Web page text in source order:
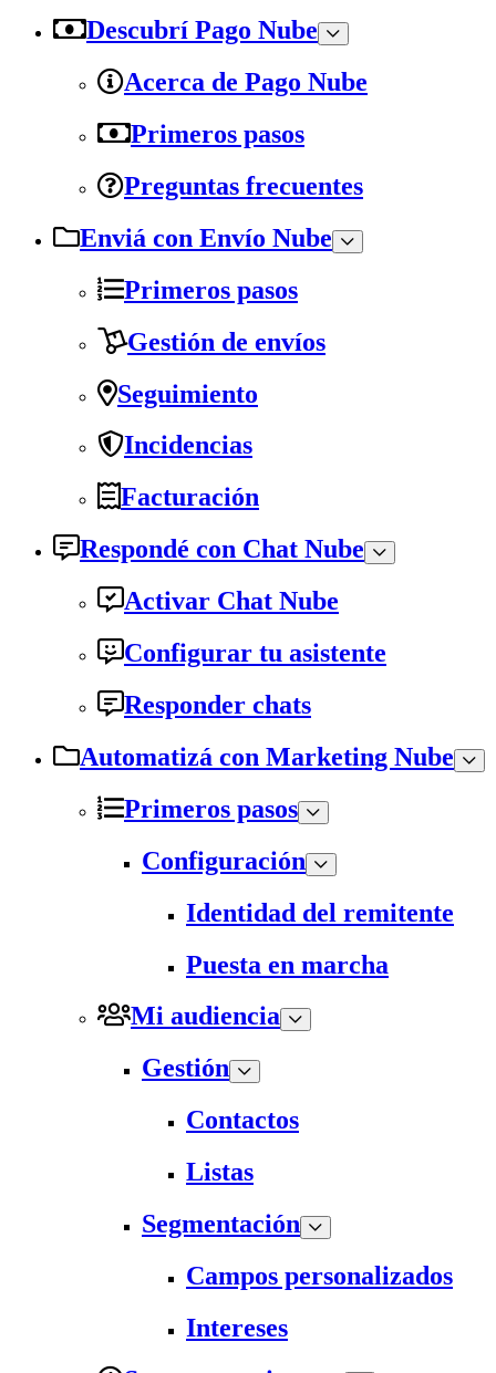
Descubrí Pago Nube
Acerca de Pago Nube
Primeros pasos
Preguntas frecuentes
Enviá con Envío Nube
Primeros pasos
Gestión de envíos
Seguimiento
Incidencias
Facturación
Respondé con Chat Nube
Activar Chat Nube
Configurar tu asistente
Responder chats
Automatizá con Marketing Nube
Primeros pasos
Configuración
Identidad del remitente
Puesta en marcha
Mi audiencia
Gestión
Contactos
Listas
Segmentación
Campos personalizados
Intereses